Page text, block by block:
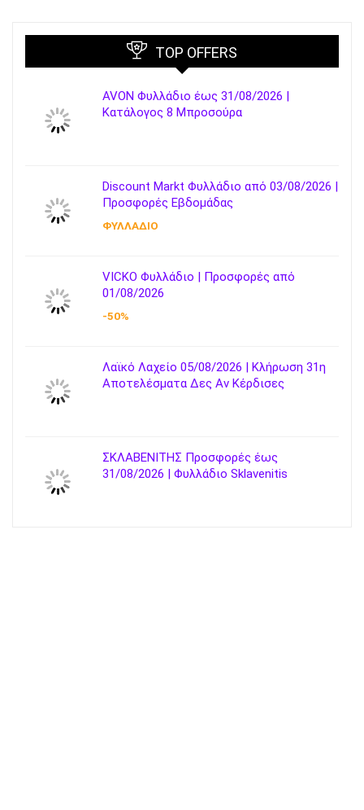
TOP OFFERS
AVON Φυλλάδιο έως 31/08/2026 |
Κατάλογος 8 Μπροσούρα
Discount Markt Φυλλάδιο από 03/08/2026 |
Προσφορές Εβδομάδας
ΦΥΛΛΑΔΙΟ
VICKO Φυλλάδιο | Προσφορές από
01/08/2026
-50%
Λαϊκό Λαχείο 05/08/2026 | Κλήρωση 31η
Αποτελέσματα Δες Αν Κέρδισες
ΣΚΛΑΒΕΝΙΤΗΣ Προσφορές έως
31/08/2026 | Φυλλάδιο Sklavenitis